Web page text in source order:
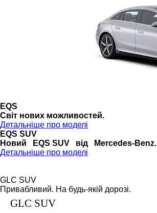
EQS
Cвіт нових можливостей.
Детальніше про моделі
EQS SUV
Новий EQS SUV від Mercedes-Benz.
Детальніше про моделі
GLC SUV
Привабливий. На будь-якій дорозі.
GLC SUV